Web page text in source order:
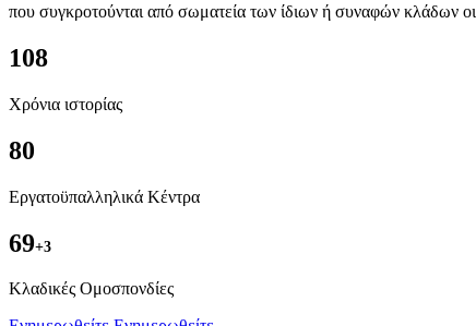
που συγκροτούνται από σωματεία των ίδιων ή συναφών κλάδων
108
Χρόνια ιστορίας
80
Εργατοϋπαλληλικά Κέντρα
69+3
Kλαδικές Ομοσπονδίες